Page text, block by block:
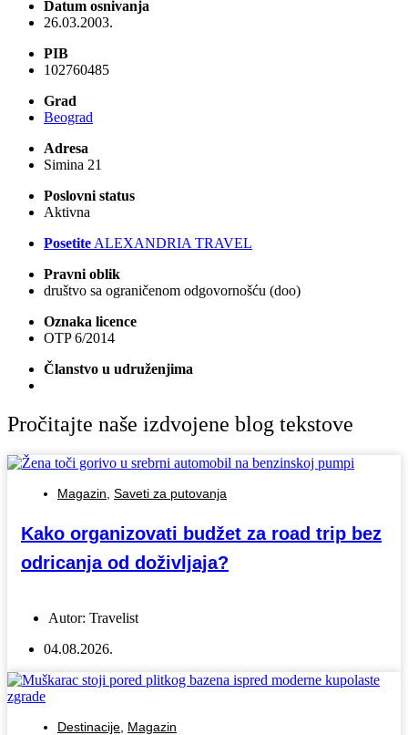
Datum osnivanja
26.03.2003.
PIB
102760485
Grad
Beograd
Adresa
Simina 21
Poslovni status
Aktivna
Posetite ALEXANDRIA TRAVEL
Pravni oblik
društvo sa ograničenom odgovornošću (doo)
Oznaka licence
OTP 6/2014
Članstvo u udruženjima
Pročitajte naše izdvojene blog tekstove
Magazin Saveti za putovanja
Kako organizovati budžet za road trip bez
odricanja od doživljaja?
Autor: Travelist
04.08.2026.
Destinacije Magazin